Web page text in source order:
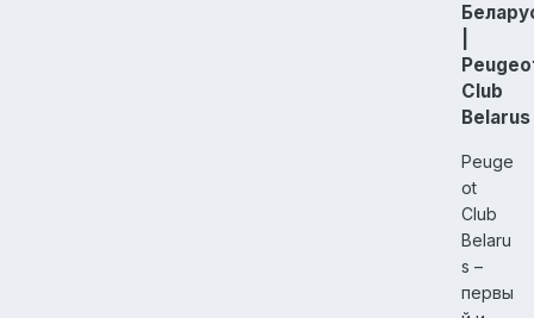
Club
Belarus
Peuge
ot
Club
Belaru
s –
первы